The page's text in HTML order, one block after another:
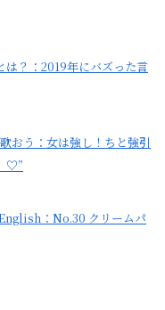
は？：2019年にバズった言
おう：女は強し！ちと強引
♡”
：No.30 クリームパ